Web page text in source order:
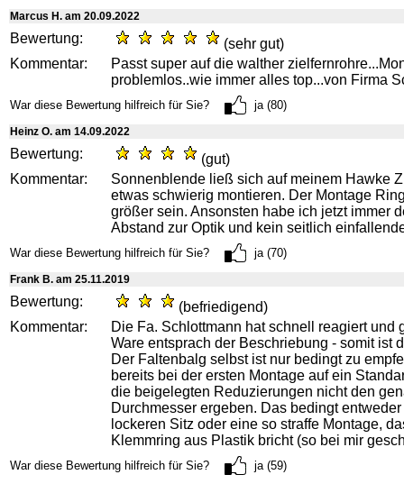
Marcus H. am 20.09.2022
Bewertung:
(sehr gut)
Kommentar:
Passt super auf die walther
problemlos..wie immer alles top...von Firma
War diese Bewertung hilfreich für Sie? ja (80)
Heinz O. am 14.09.2022
Bewertung:
(gut)
Kommentar:
Sonnenblende ließ sich auf meinem Hawke
etwas schwierig montieren. Der Montage
größer sein. Ansonsten habe ich jetzt immer
Abstand zur Optik und kein seitlich
War diese Bewertung hilfreich für Sie? ja (70)
Frank B. am 25.11.2019
Bewertung:
(befriedigend)
Kommentar:
Die Fa. Schlottmann hat schnell reagiert und
Ware entsprach der Beschriebung - somit ist
Der Faltenbalg selbst ist nur bedingt zu
bereits bei der ersten Montage auf ein
die beigelegten Reduzierungen nicht den
Durchmesser ergeben. Das bedingt
lockeren Sitz oder eine so straffe Montage,
Klemmring aus Plastik bricht (so bei mir
War diese Bewertung hilfreich für Sie? ja (59)